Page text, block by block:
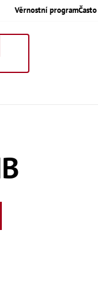
Věrnostní program